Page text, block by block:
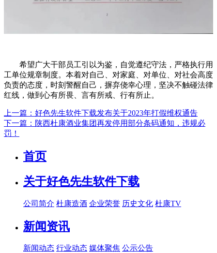
希望广大干部员工引以为鉴，自觉遵纪守法，严格执行用
工单位规章制度。本着对自己、对家庭、对单位、对社会高度
负责的态度，时刻警醒自己，摒弃侥幸心理，坚决不触碰法律
红线，做到心有所畏、言有所戒、行有所止。
上一篇：好色先生软件下载发布关于2023年打假维权通告
下一篇：陕西杜康酒业集团再发停用部分条码通知，违规必
罚！
首页
关于好色先生软件下载
公司简介 杜康造酒 企业荣誉 历史文化 杜康TV
新闻资讯
新闻动态 行业动态 媒体聚焦 公示公告